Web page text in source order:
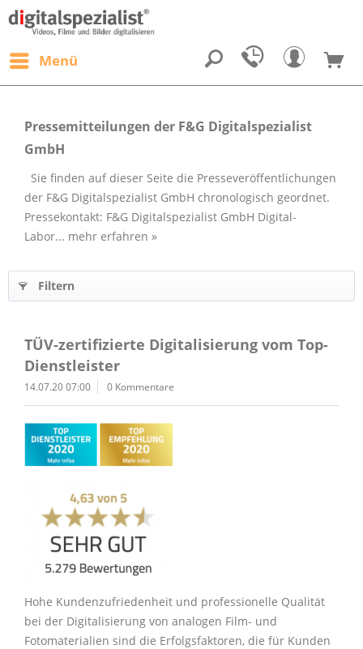
Menü
Pressemitteilungen der F&G Digitalspezialist
GmbH
Sie finden auf dieser Seite die Presseveröffentlichungen
der F&G Digitalspezialist GmbH chronologisch geordnet.
Pressekontakt: F&G Digitalspezialist GmbH Digital-
Labor... mehr erfahren »
Filtern
TÜV-zertifizierte Digitalisierung vom Top-
Dienstleister
14.07.20 07:00 0 Kommentare
Hohe Kundenzufriedenheit und professionelle Qualität
bei der Digitalisierung von analogen Film- und
Fotomaterialien sind die Erfolgsfaktoren, die für Kunden